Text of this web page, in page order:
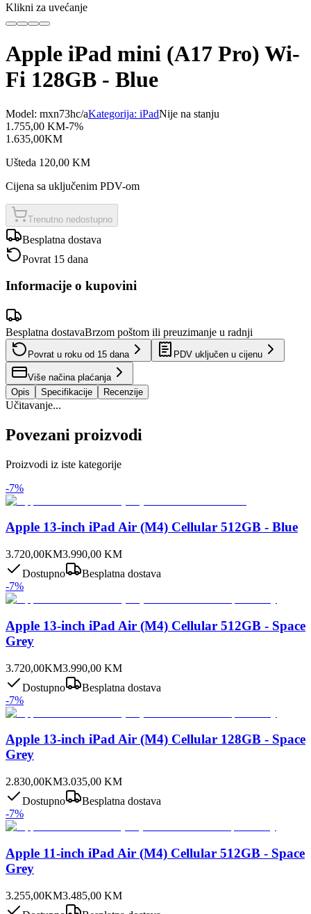
Klikni za uvećanje
Apple iPad mini (A17 Pro) Wi-
Fi 128GB - Blue
Model: mxn73hc/aKategorija: iPadNije na stanju
1.755,00 KM-7%
1.635,00KM
Ušteda 120,00 KM
Cijena sa uključenim PDV-om
Trenutno nedostupno
Besplatna dostava
Povrat 15 dana
Informacije o kupovini
Besplatna dostavaBrzom poštom ili preuzimanje u radnji
Povrat u roku od 15 dana PDV uključen u cijenu
Više načina plaćanja
Opis
Specifikacije Recenzije
Učitavanje...
Povezani proizvodi
Proizvodi iz iste kategorije
-7%
Apple 13-inch iPad Air (M4) Cellular 512GB - Blue
3.720,00KM3.990,00 KM
Dostupno
Besplatna dostava
-7%
Apple 13-inch iPad Air (M4) Cellular 512GB - Space
Grey
3.720,00KM3.990,00 KM
Dostupno
Besplatna dostava
-7%
Apple 13-inch iPad Air (M4) Cellular 128GB - Space
Grey
2.830,00KM3.035,00 KM
Dostupno
Besplatna dostava
-7%
Apple 11-inch iPad Air (M4) Cellular 512GB - Space
Grey
3.255,00KM3.485,00 KM